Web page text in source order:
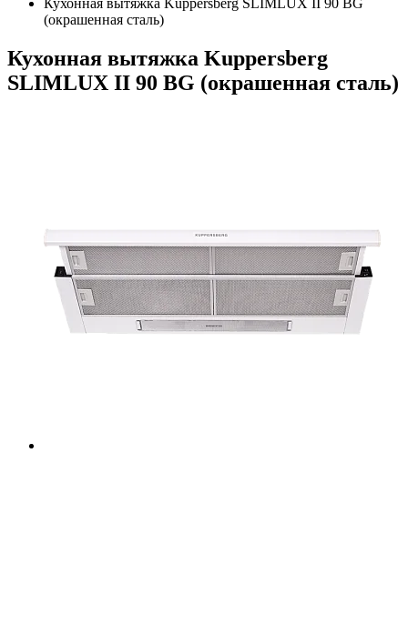
Кухонная вытяжка Kuppersberg SLIMLUX II 90 BG
(окрашенная сталь)
Кухонная вытяжка Kuppersberg
SLIMLUX II 90 BG (окрашенная сталь)